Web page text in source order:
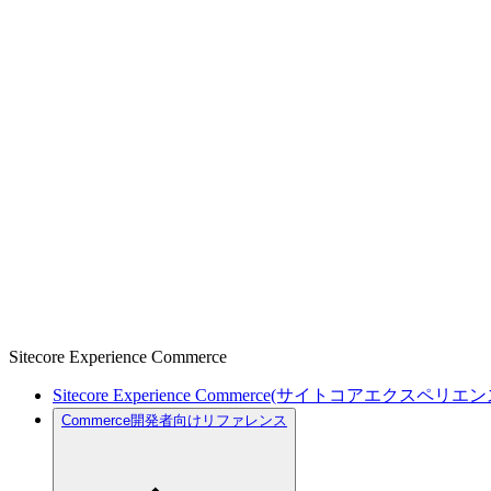
Sitecore Experience Commerce
Sitecore Experience Commerce(サイトコアエクスペリエ
Commerce開発者向けリファレンス